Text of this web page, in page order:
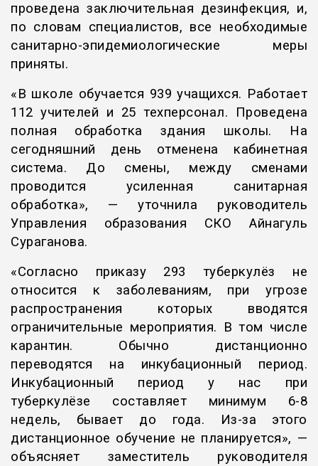
проведена заключительная дезинфекция, и,
по словам специалистов, все необходимые
санитарно-эпидемиологические меры
приняты.
«В школе обучается 939 учащихся. Работает
112 учителей и 25 техперсонал. Проведена
полная обработка здания школы. На
сегодняшний день отменена кабинетная
система. До смены, между сменами
проводится усиленная санитарная
обработка», — уточнила руководитель
Управления образования СКО Айнагуль
Сураганова.
«Согласно приказу 293 туберкулёз не
относится к заболеваниям, при угрозе
распространения которых вводятся
ограничительные мероприятия. В том числе
карантин. Обычно дистанционно
переводятся на инкубационный период.
Инкубационный период у нас при
туберкулёзе составляет минимум 6-8
недель, бывает до года. Из-за этого
дистанционное обучение не планируется», —
объясняет заместитель руководителя